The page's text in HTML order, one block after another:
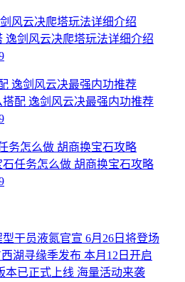
逸剑风云决爬塔玩法详细介绍
配 逸剑风云决最强内功推荐
任务怎么做 胡商换宝石攻略
干员液氮官宣 6月26日将登场
湖寻缘季发布 本月12日开启
本已正式上线 海量活动来袭